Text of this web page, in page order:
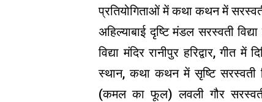
प्रतियोगिताओं में कथा कथन में
अहिल्याबाई दृष्टि मंडल सरस्वती
विद्या मंदिर रानीपुर हरिद्वार, गीत
स्थान, कथा कथन में सृष्टि सरस्वती
(कमल का फूल) लवली गौर